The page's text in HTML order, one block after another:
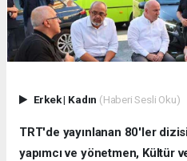
Erkek| Kadın (Haberi Sesli Oku)
TRT'de yayınlanan 80'ler
yapımcı ve yönetmen, Kültür